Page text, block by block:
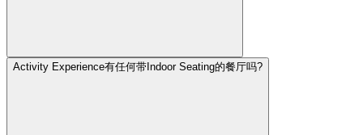
Activity Experience有任何带Indoor Seating的餐厅吗?